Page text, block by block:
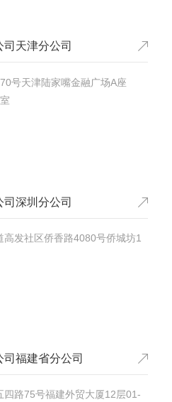
天津分公司
号天津陆家嘴金融广场A座
深圳分公司
发社区侨香路4080号侨城坊1
福建省分公司
路75号福建外贸大厦12层01-